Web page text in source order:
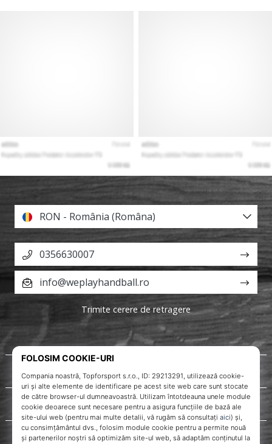
Despre noi
Servicii clienți
RON - România (Româna)
0356630007
info@weplayhandball.ro
Trimite cerere de retragere